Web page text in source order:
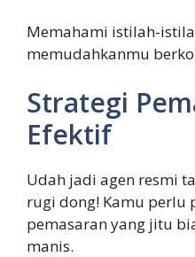
Memahami istilah-
memudahkanmu
Strategi
Efektif
Udah jadi agen resmi
rugi dong! Kamu perlu
pemasaran yang jitu
manis.